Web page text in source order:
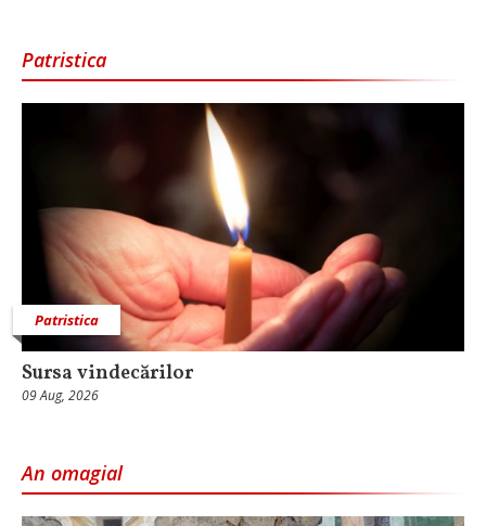
Patristica
Patristica
Sursa vindecărilor
09 Aug, 2026
An omagial